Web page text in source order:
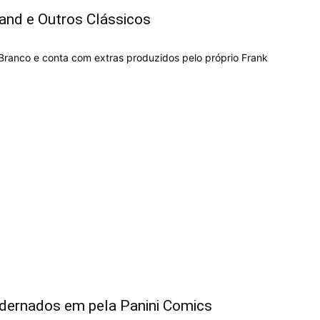
e Outros Clássicos
e conta com extras produzidos pelo próprio Frank
em pela Panini Comics